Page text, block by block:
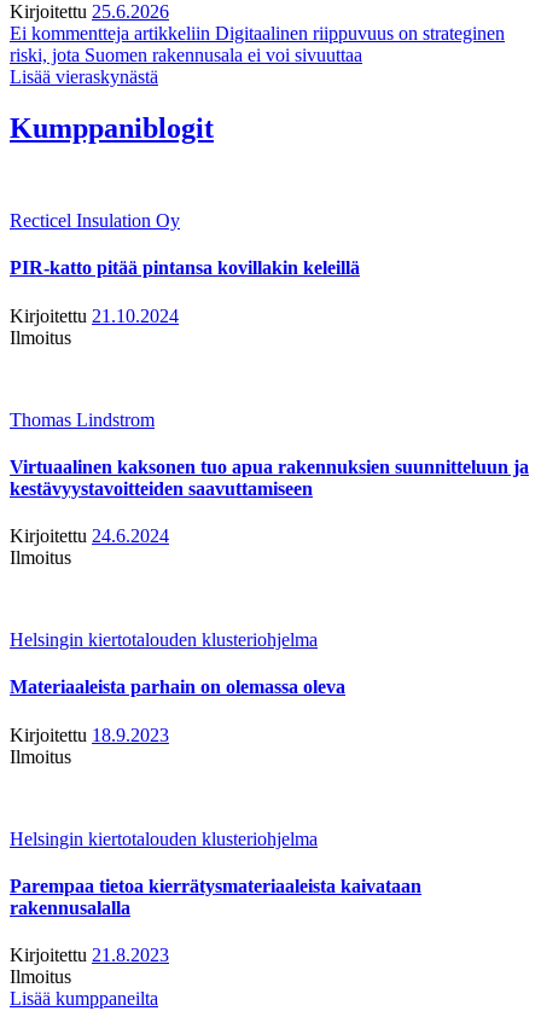
Kirjoitettu 25.6.2026
Ei kommentteja artikkeliin Digitaalinen riippuvuus on strateginen
riski, jota Suomen rakennusala ei voi sivuuttaa
Lisää vieraskynästä
Kumppaniblogit
Recticel Insulation Oy
PIR-katto pitää pintansa kovillakin keleillä
Kirjoitettu 21.10.2024
Ilmoitus
Thomas Lindstrom
Virtuaalinen kaksonen tuo apua rakennuksien suunnitteluun ja
kestävyystavoitteiden saavuttamiseen
Kirjoitettu 24.6.2024
Ilmoitus
Helsingin kiertotalouden klusteriohjelma
Materiaaleista parhain on olemassa oleva
Kirjoitettu 18.9.2023
Ilmoitus
Helsingin kiertotalouden klusteriohjelma
Parempaa tietoa kierrätysmateriaaleista kaivataan
rakennusalalla
Kirjoitettu 21.8.2023
Ilmoitus
Lisää kumppaneilta